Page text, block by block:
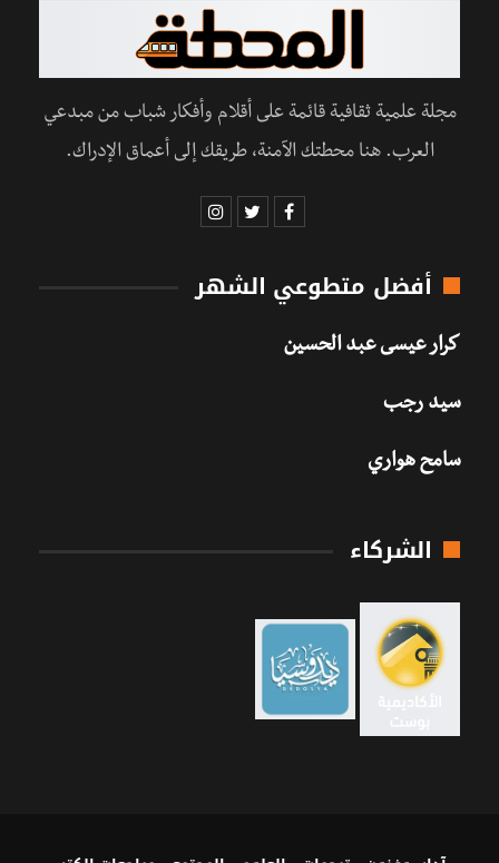
مجلة علمية ثقافية قائمة على أقلام وأفكار شباب من مبدعي
العرب. هنا محطتك الآمنة، طريقك إلى أعماق الإدراك.
أفضل متطوعي الشهر
كرار عيسى عبد الحسين
سيد رجب
سامح هواري
الشركاء